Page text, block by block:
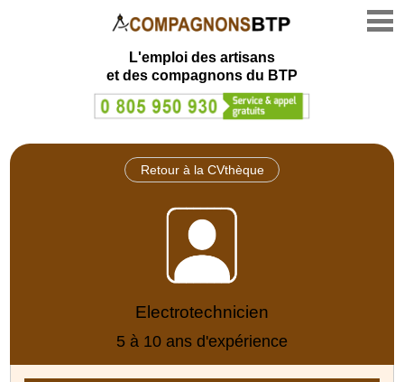
L'emploi des artisans
et des compagnons du BTP
Retour à la CVthèque
Electrotechnicien
5 à 10 ans d'expérience